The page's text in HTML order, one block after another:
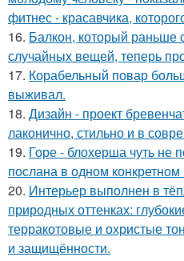
фитнес - красавчика,
16. Балкон, который раньше
случайных вещей, теперь
17. Корабельный повар
выживал.
18. Дизайн - проект
лаконично, стильно и в
19. Горе - блохерша чуть не
послана в одном
20. Интерьер выполнен в
природных оттенках:
терракотовые и охристые
и защищённости.